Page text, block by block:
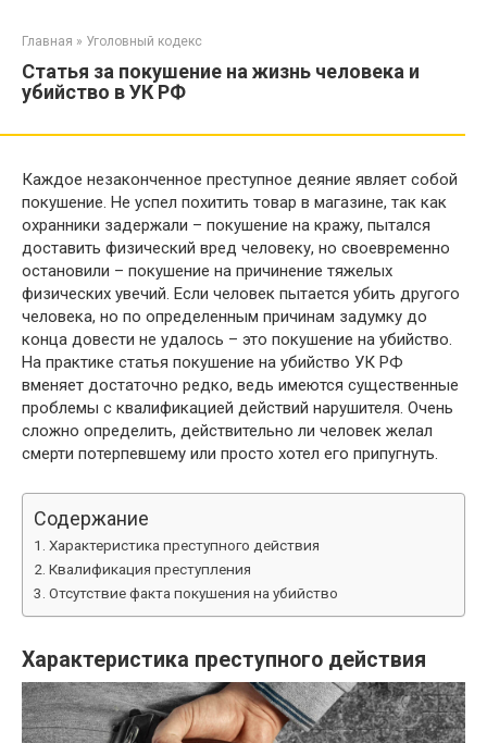
Главная » Уголовный кодекс
Статья за покушение на жизнь человека и
убийство в УК РФ
Каждое незаконченное преступное деяние являет собой
покушение. Не успел похитить товар в магазине, так как
охранники задержали – покушение на кражу, пытался
доставить физический вред человеку, но своевременно
остановили – покушение на причинение тяжелых
физических увечий. Если человек пытается убить другого
человека, но по определенным причинам задумку до
конца довести не удалось – это покушение на убийство.
На практике статья покушение на убийство УК РФ
вменяет достаточно редко, ведь имеются существенные
проблемы с квалификацией действий нарушителя. Очень
сложно определить, действительно ли человек желал
смерти потерпевшему или просто хотел его припугнуть.
Содержание
Характеристика преступного действия
Квалификация преступления
Отсутствие факта покушения на убийство
Характеристика преступного действия